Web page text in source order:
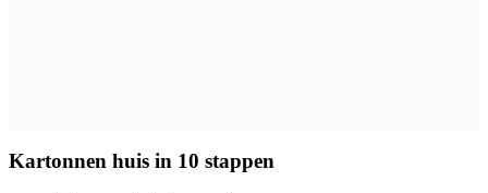
Kartonnen huis in 10 stappen